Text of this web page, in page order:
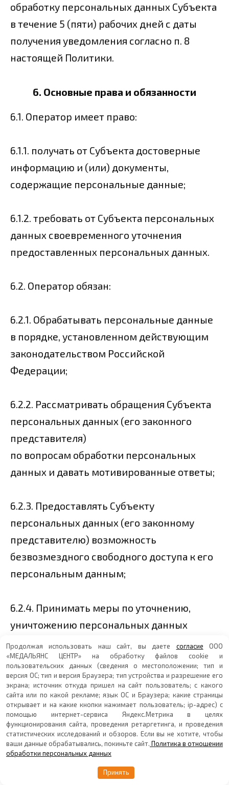
обработку персональных данных Субъекта
в течение 5 (пяти) рабочих дней с даты
получения уведомления согласно п. 8
настоящей Политики.
6. Основные права и обязанности
6.1. Оператор имеет право:
6.1.1. получать от Субъекта достоверные
информацию и (или) документы,
содержащие персональные данные;
6.1.2. требовать от Субъекта персональных
данных своевременного уточнения
предоставленных персональных данных.
6.2. Оператор обязан:
6.2.1. Обрабатывать персональные данные
в порядке, установленном действующим
законодательством Российской
Федерации;
6.2.2. Рассматривать обращения Субъекта
персональных данных (его законного
представителя)
по вопросам обработки персональных
данных и давать мотивированные ответы;
6.2.3. Предоставлять Субъекту
персональных данных (его законному
представителю) возможность
безвозмездного свободного доступа к его
персональным данным;
6.2.4. Принимать меры по уточнению,
уничтожению персональных данных
субъекта персональных данных в связи с
его (его законного представителя)
обращением с законными и
обоснованными требованиями;
6.2.5. Организовывать защиту
персональных данных в соответствии с
требованиями законодательства
Российской Федерации.
Продолжая использовать наш сайт, вы даете согласие ООО
«МЕДАЛЬЯНС ЦЕНТР» на обработку файлов cookie и
пользовательских данных (сведения о местоположении; тип и
версия ОС; тип и версия Браузера; тип устройства и разрешение его
экрана; источник откуда пришел на сайт пользователь; с какого
сайта или по какой рекламе; язык ОС и Браузера; какие страницы
открывает и на какие кнопки нажимает пользователь; ip-адрес) с
помощью интернет-сервиса Яндекс.Метрика в целях
функционирования сайта, проведения ретаргетинга, и проведения
статистических исследований и обзоров. Если вы не хотите, чтобы
ваши данные обрабатывались, покиньте сайт. Политика в отношении
обработки персональных данных
Принять